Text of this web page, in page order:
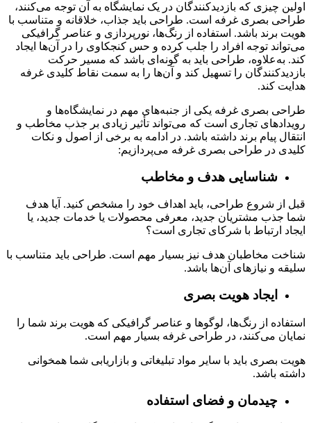
اولین چیزی که بازدیدکنندگان در یک نمایشگاه به آن توجه می‌کنند،
طراحی بصری غرفه است. طراحی باید جذاب، خلاقانه و متناسب با
هویت برند باشد. استفاده از رنگ‌ها، نورپردازی و عناصر گرافیکی
می‌تواند توجه افراد را جلب کرده و حس کنجکاوی را در آن‌ها ایجاد
کند. به‌علاوه، طراحی باید به گونه‌ای باشد که مسیر حرکت
بازدیدکنندگان را تسهیل کند و آن‌ها را به سمت نقاط کلیدی غرفه
هدایت کند.
طراحی بصری غرفه یکی از جنبه‌های مهم در نمایشگاه‌ها و
رویدادهای تجاری است که می‌تواند تأثیر زیادی بر جذب مخاطب و
انتقال پیام برند داشته باشد. در ادامه به برخی از اصول و نکات
کلیدی در طراحی بصری غرفه می‌پردازیم:
شناسایی هدف و مخاطب
قبل از شروع طراحی، باید اهداف خود را مشخص کنید. آیا هدف
شما جذب مشتریان جدید، معرفی محصولات یا خدمات جدید، یا
ایجاد ارتباط با شرکای تجاری است؟
شناخت مخاطبان هدف نیز بسیار مهم است. طراحی باید متناسب با
سلیقه و نیازهای آن‌ها باشد.
ایجاد هویت بصری
استفاده از رنگ‌ها، لوگوها و عناصر گرافیکی که هویت برند شما را
نمایان می‌کنند، در طراحی غرفه بسیار مهم است.
هویت بصری باید با سایر مواد تبلیغاتی و بازاریابی شما همخوانی
داشته باشد.
چیدمان و فضای استفاده